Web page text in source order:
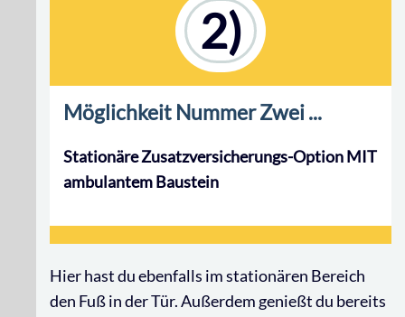
2)
Möglichkeit Nummer Zwei ...
Stationäre Zusatzversicherungs-Option MIT
ambulantem Baustein
Hier hast du ebenfalls im stationären Bereich
den Fuß in der Tür. Außerdem genießt du bereits